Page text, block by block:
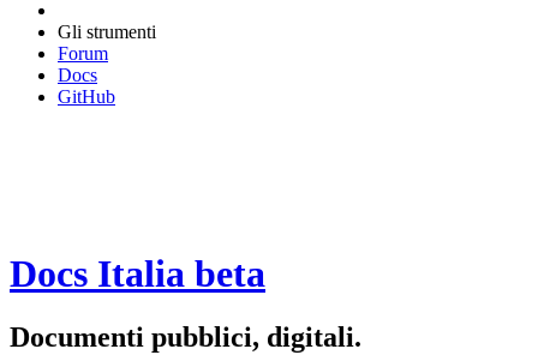
Gli strumenti
Forum
Docs
GitHub
Docs Italia beta
Documenti pubblici, digitali.